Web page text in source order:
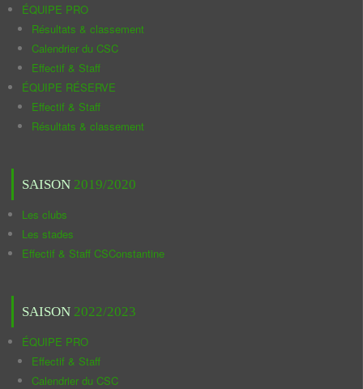
ÉQUIPE PRO
Résultats & classement
Calendrier du CSC
Effectif & Staff
ÉQUIPE RÉSERVE
Effectif & Staff
Résultats & classement
SAISON 2019/2020
Les clubs
Les stades
Effectif & Staff CSConstantine
SAISON 2022/2023
ÉQUIPE PRO
Effectif & Staff
Calendrier du CSC